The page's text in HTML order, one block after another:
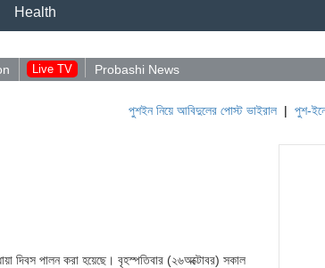
Health
Live TV Probashi News
পুশইন নিয়ে আবিদুলের পোস্ট ভাইরাল|পুশ-ইনের চেষ্টায়
দিবস পালন করা হয়েছে। বৃহস্পতিবার (২৬অক্টোবর) সকাল